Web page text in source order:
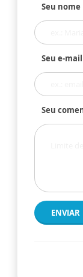
Seu nome
Seu e-mail
Seu
ENVIAR